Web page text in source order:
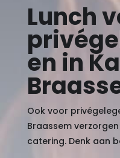
Lunch
en in
Ook voor
Braassem
catering. Denk aan